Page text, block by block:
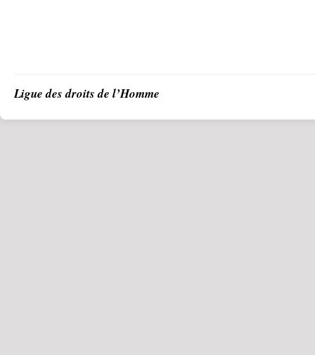
Ligue des droits de l’Homme